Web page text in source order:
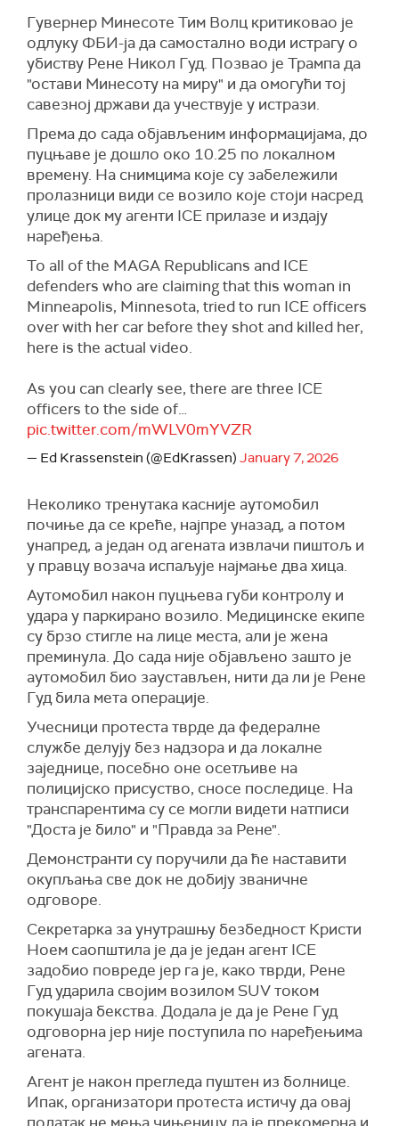
Гувернер Минесоте Тим Волц критиковао је
одлуку ФБИ-ја да самостално води истрагу о
убиству Рене Никол Гуд. Позвао је Трампа да
"остави Минесоту на миру" и да омогући тој
савезној држави да учествује у истрази.
Према до сада објављеним информацијама, до
пуцњаве је дошло око 10.25 по локалном
времену. На снимцима које су забележили
пролазници види се возило које стоји насред
улице док му агенти ICE прилазе и издају
наређења.
To all of the MAGA Republicans and ICE
defenders who are claiming that this woman in
Minneapolis, Minnesota, tried to run ICE officers
over with her car before they shot and killed her,
here is the actual video.
As you can clearly see, there are three ICE
officers to the side of…
pic.twitter.com/mWLV0mYVZR
— Ed Krassenstein (@EdKrassen) January 7, 2026
Неколико тренутака касније аутомобил
почиње да се креће, најпре уназад, а потом
унапред, а један од агената извлачи пиштољ и
у правцу возача испаљује најмање два хица.
Аутомобил након пуцњева губи контролу и
удара у паркирано возило. Медицинске екипе
су брзо стигле на лице места, али је жена
преминула. До сада није објављено зашто је
аутомобил био заустављен, нити да ли је Рене
Гуд била мета операције.
Учесници протеста тврде да федералне
службе делују без надзора и да локалне
заједнице, посебно оне осетљиве на
полицијско присуство, сносе последице. На
транспарентима су се могли видети натписи
"Доста је било" и "Правда за Рене".
Демонстранти су поручили да ће наставити
окупљања све док не добију званичне
одговоре.
Секретарка за унутрашњу безбедност Кристи
Ноем саопштила је да је један агент ICE
задобио повреде јер га је, како тврди, Рене
Гуд ударила својим возилом SUV током
покушаја бекства. Додала је да је Рене Гуд
одговорна јер није поступила по наређењима
агената.
Агент је након прегледа пуштен из болнице.
Ипак, организатори протеста истичу да овај